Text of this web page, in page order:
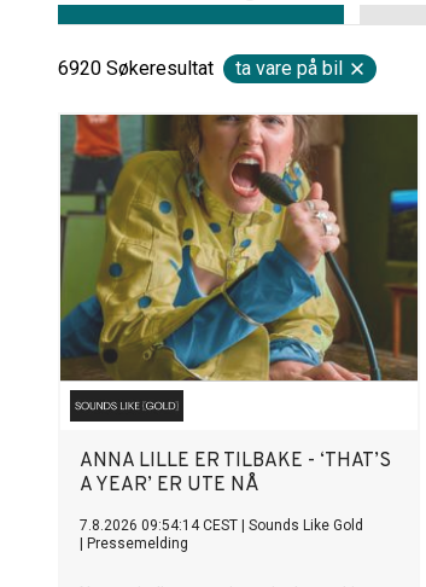
6920 Søkeresultat ta vare på bil
ANNA LILLE ER TILBAKE - ‘THAT’S
A YEAR’ ER UTE NÅ
7.8.2026 09:54:14 CEST
Sounds Like Gold
Pressemelding